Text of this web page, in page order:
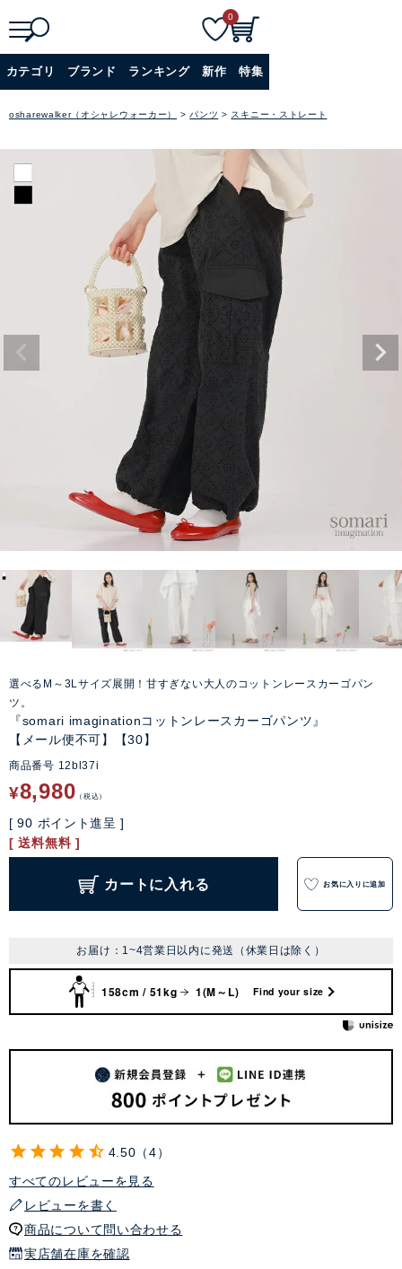
詳細検索
0
カテゴリ ブランド ランキング 新作 特集
osharewalker（オシャレウォーカー） パンツ スキニー・ストレート
選べるM～3Lサイズ展開！甘すぎない大人のコットンレースカーゴパン
ツ。
『somari imaginationコットンレースカーゴパンツ』
【メール便不可】【30】
商品番号 12bl37i
¥8,980 税込
[ 90 ポイント進呈 ]
送料無料
カートに入れる お気に入りに追加
お届け：1~4営業日以内に発送（休業日は除く）
158cm / 51kg 1(M～L) Find your size
4.50
4
すべてのレビューを見る
レビューを書く
商品について問い合わせる
実店舗在庫を確認